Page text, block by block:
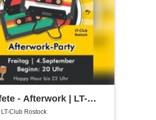
- Afterwork | LT-
Club Rostock